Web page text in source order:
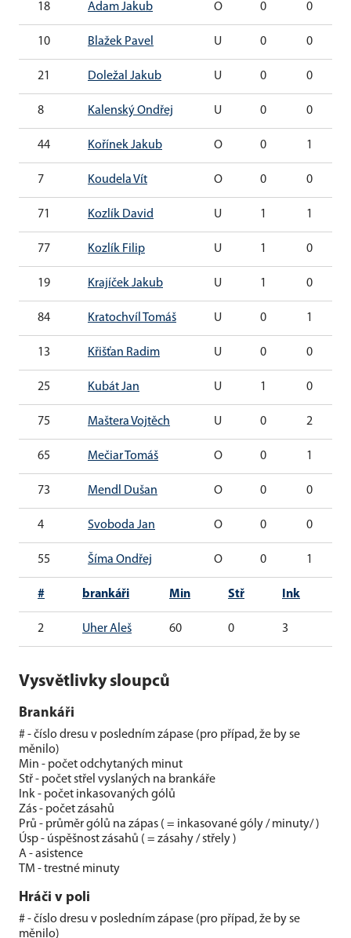
18 Adam Jakub O 0 0
10 Blažek Pavel U 0 0
21 Doležal Jakub U 0 0
8 Kalenský Ondřej U 0 0
44 Kořínek Jakub O 0 1
7 Koudela Vít O 0 0
71 Kozlík David U 1 1
77 Kozlík Filip U 1 0
19 Krajíček Jakub U 1 0
84 Kratochvíl Tomáš U 0 1
13 Křišťan Radim U 0 0
25 Kubát Jan U 1 0
75 Maštera Vojtěch U 0 2
65 Mečiar Tomáš O 0 1
73 Mendl Dušan O 0 0
4 Svoboda Jan O 0 0
55 Šíma Ondřej O 0 1
# brankáři Min Stř Ink
2 Uher Aleš 60 0 3
Vysvětlivky sloupců
Brankáři
# - číslo dresu v posledním zápase (pro případ, že by se
měnilo)
Min - počet odchytaných minut
Stř - počet střel vyslaných na brankáře
Ink - počet inkasovaných gólů
Zás - počet zásahů
Prů - průměr gólů na zápas ( = inkasované góly / minuty/ )
Úsp - úspěšnost zásahů ( = zásahy / střely )
A - asistence
TM - trestné minuty
Hráči v poli
# - číslo dresu v posledním zápase (pro případ, že by se
měnilo)